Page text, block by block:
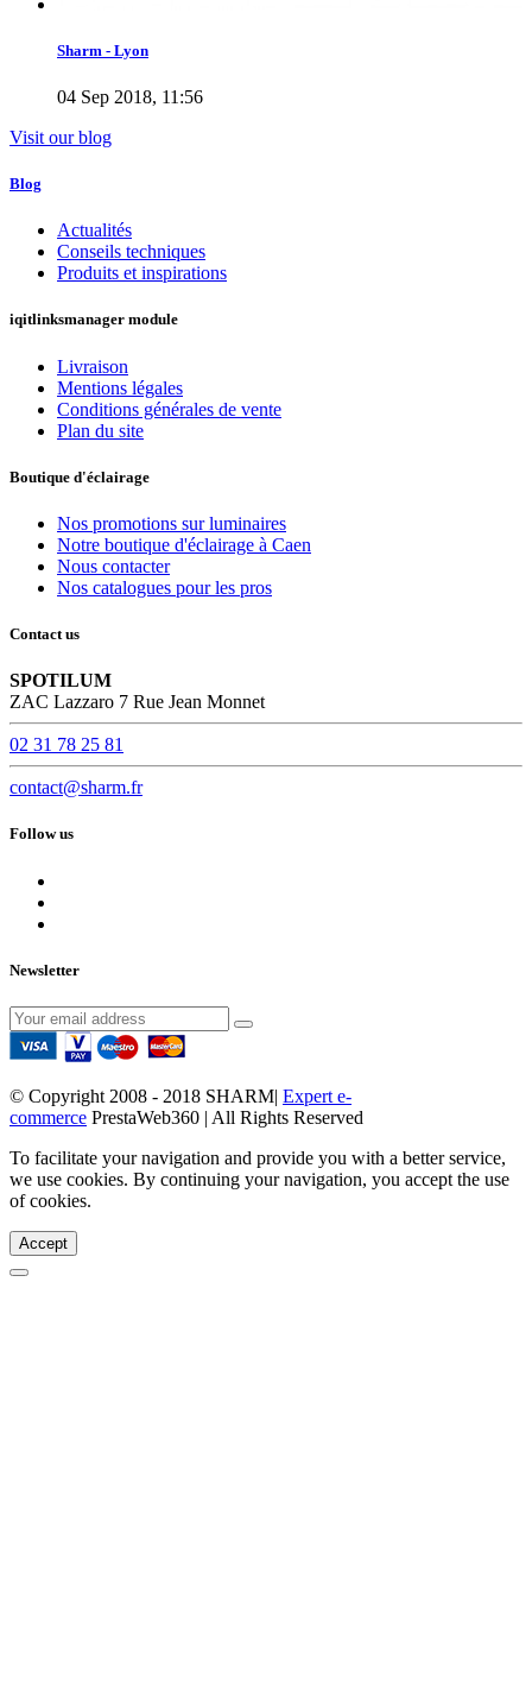
Sharm - Lyon
04 Sep 2018, 11:56
Visit our blog
Blog
Actualités
Conseils techniques
Produits et inspirations
iqitlinksmanager module
Livraison
Mentions légales
Conditions générales de vente
Plan du site
Boutique d'éclairage
Nos promotions sur luminaires
Notre boutique d'éclairage à Caen
Nous contacter
Nos catalogues pour les pros
Contact us
SPOTILUM
ZAC Lazzaro 7 Rue Jean Monnet
02 31 78 25 81
contact@sharm.fr
Follow us
Newsletter
© Copyright 2008 - 2018 SHARM| Expert e-
commerce PrestaWeb360 | All Rights Reserved
To facilitate your navigation and provide you with a better service,
we use cookies. By continuing your navigation, you accept the use
of cookies.
Accept